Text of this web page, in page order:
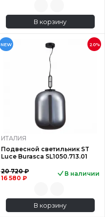
В корзину
NEW 20%
ИТАЛИЯ
Подвесной светильник ST
Luce Burasca SL1050.713.01
20 720 ₽
16 580 ₽
В наличии
В корзину